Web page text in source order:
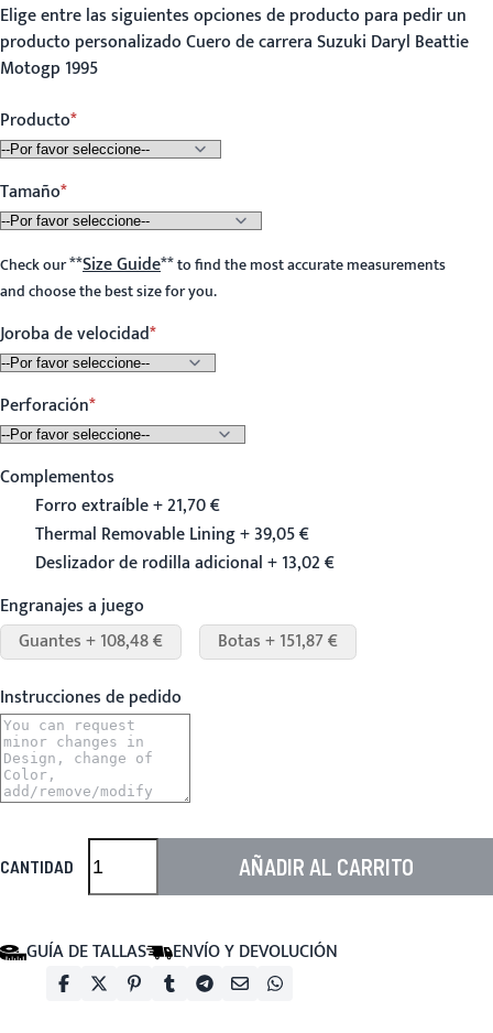
Elige entre las siguientes opciones de producto para pedir un
producto personalizado Cuero de carrera Suzuki Daryl Beattie
Motogp 1995
Producto
Tamaño
Check our**Size Guide**to find the most accurate measurements
and choose the best size for you.
Joroba de velocidad
Perforación
Complementos
Forro extraíble + 21,70 €
Thermal Removable Lining + 39,05 €
Deslizador de rodilla adicional + 13,02 €
Engranajes a juego
Guantes + 108,48 €
Botas + 151,87 €
Instrucciones de pedido
CANTIDAD AÑADIR AL CARRITO
GUÍA DE TALLAS ENVÍO Y DEVOLUCIÓN